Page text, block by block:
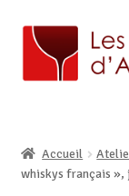
BOUTIQUE EN
AURÉLIEN,
Accueil
whiskys français